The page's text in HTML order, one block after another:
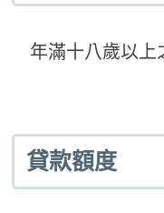
年滿十八歲以上
貸款額度